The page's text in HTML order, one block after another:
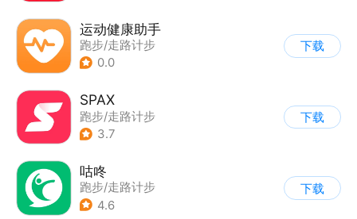
运动健康助手
跑步/走路计步
0.0
下载
SPAX
跑步/走路计步
3.7
下载
咕咚
跑步/走路计步
4.6
下载